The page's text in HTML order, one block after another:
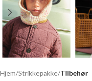
Hjem Strikkepakke Tilbehør